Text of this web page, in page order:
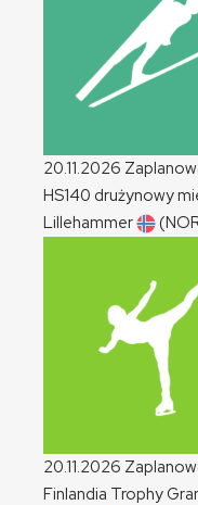
20.11.2026
HS140 drużynowy
Lillehammer
20.11.2026
Finlandia Trophy